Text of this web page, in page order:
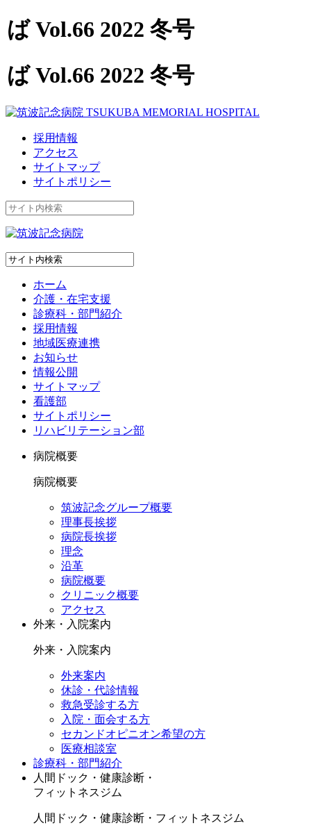
Vol.66 2022 冬号
Vol.66 2022 冬号
採用情報
アクセス
サイトマップ
サイトポリシー
ホーム
介護・在宅支援
診療科・部門紹介
採用情報
地域医療連携
お知らせ
情報公開
サイトマップ
看護部
サイトポリシー
リハビリテーション部
病院概要
病院概要
筑波記念グループ概要
理事長挨拶
病院長挨拶
理念
沿革
病院概要
クリニック概要
アクセス
外来・入院案内
外来・入院案内
外来案内
休診・代診情報
救急受診する方
入院・面会する方
セカンドオピニオン希望の方
医療相談室
診療科・部門紹介
人間ドック・健康診断・
フィットネスジム
人間ドック・健康診断・フィットネスジム